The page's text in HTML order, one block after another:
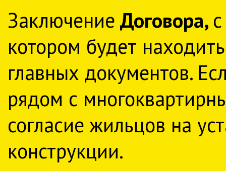
Заключение Договора,
котором будет
главных документов.
рядом с
согласие жильцов на
конструкции.